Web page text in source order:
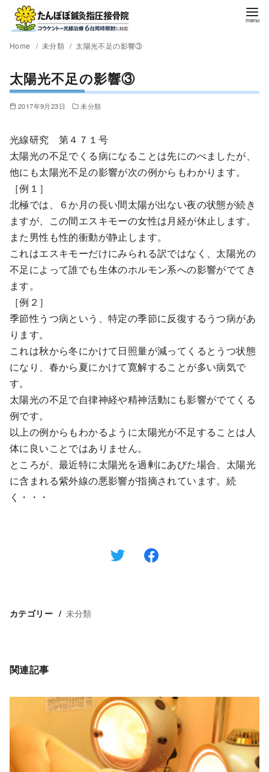
Home 未分類 太陽光不足の影響③
太陽光不足の影響③
2017年9月23日 未分類
光線研究 第４７１号
太陽光の不足でくる病になることは先にのべましたが、
他にも太陽光不足の影響が次の例からもわかります。
［例１］
北極では、６か月の長い間太陽が出ない夜の状態が続き
ますが、この間エスキモーの女性は月経が休止します。
また男性も性的衝動が静止します。
これはエスキモーだけにみられる訳ではなく、太陽光の
不足によって誰でも生体のホルモン系への影響がでてき
ます。
［例２］
季節性うつ病という、特定の季節に反復するうつ病があ
ります。
これは秋から冬にかけて日照量が減ってくるとうつ状態
になり、春から夏にかけて寛解することが多い病気で
す。
太陽光の不足で自律神経や精神活動にも影響がでてくる
例です。
以上の例からもわかるように太陽光が不足することは人
体に良いことではありません。
ところが、最近特に太陽光を過剰にあびた場合、太陽光
に含まれる紫外線の悪影響が指摘されています。続
く・・・
カテゴリー 未分類
関連記事